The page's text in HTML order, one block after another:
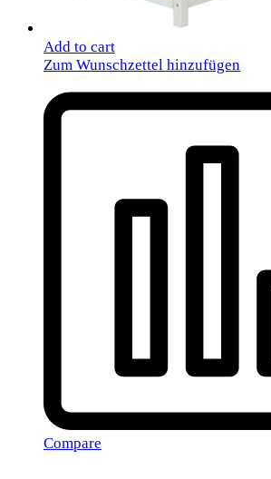
Add to cart
Zum Wunschzettel hinzufügen
Compare